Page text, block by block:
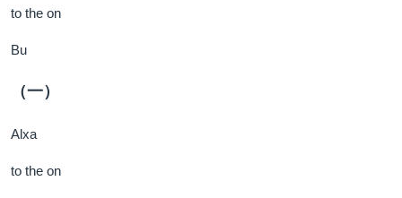
to the on
Bu
（一）
Alxa
to the on